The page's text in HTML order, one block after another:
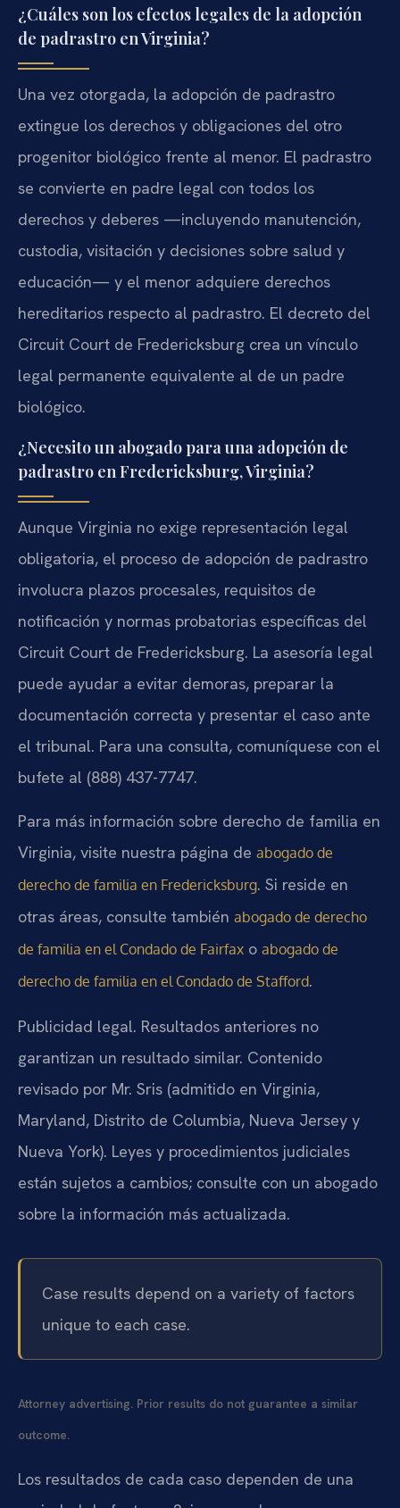
¿Cuáles son los efectos legales de la adopción
de padrastro en Virginia?
Una vez otorgada, la adopción de padrastro
extingue los derechos y obligaciones del otro
progenitor biológico frente al menor. El padrastro
se convierte en padre legal con todos los
derechos y deberes —incluyendo manutención,
custodia, visitación y decisiones sobre salud y
educación— y el menor adquiere derechos
hereditarios respecto al padrastro. El decreto del
Circuit Court de Fredericksburg crea un vínculo
legal permanente equivalente al de un padre
biológico.
¿Necesito un abogado para una adopción de
padrastro en Fredericksburg, Virginia?
Aunque Virginia no exige representación legal
obligatoria, el proceso de adopción de padrastro
involucra plazos procesales, requisitos de
notificación y normas probatorias específicas del
Circuit Court de Fredericksburg. La asesoría legal
puede ayudar a evitar demoras, preparar la
documentación correcta y presentar el caso ante
el tribunal. Para una consulta, comuníquese con el
bufete al (888) 437-7747.
Para más información sobre derecho de familia en
Virginia, visite nuestra página de abogado de
derecho de familia en Fredericksburg. Si reside en
otras áreas, consulte también abogado de derecho
de familia en el Condado de Fairfax o abogado de
derecho de familia en el Condado de Stafford.
Publicidad legal. Resultados anteriores no
garantizan un resultado similar. Contenido
revisado por Mr. Sris (admitido en Virginia,
Maryland, Distrito de Columbia, Nueva Jersey y
Nueva York). Leyes y procedimientos judiciales
están sujetos a cambios; consulte con un abogado
sobre la información más actualizada.
Case results depend on a variety of factors
unique to each case.
Attorney advertising. Prior results do not guarantee a similar
outcome.
Los resultados de cada caso dependen de una